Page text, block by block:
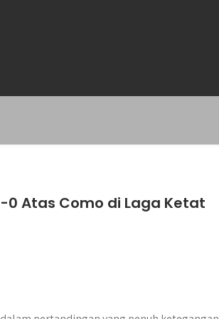
0 Atas Como di Laga Ketat